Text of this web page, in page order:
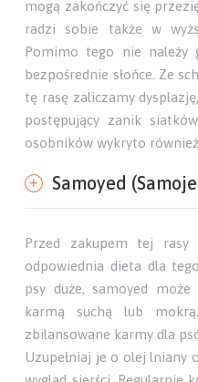
Samoyed (Samojed) -
Samoyed
Samoyed zaliczany jest do
bardzo niskiej
mogą zakończyć się
radzi sobie także w
Pomimo tego nie należy
bezpośrednie słońce. Ze
tę rasę zaliczamy
postępujący zanik